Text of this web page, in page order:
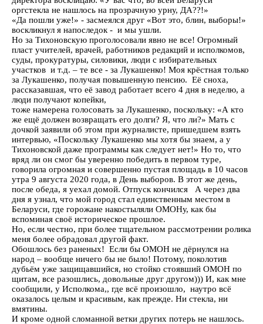
оргстекла не нашлось на прозрачную урну, ДА??!»
«Да пошли уже!» - засмеялся друг «Вот это, блин, выборы!»
воскликнул я напоследок - и мы ушли.
Но за Тихоновскую проголосовали явно не все! Огромный
пласт учителей, врачей, работников редакций и исполкомов,
суды, прокуратуры, силовики, люди с избирательных
участков и т.д. – те все - за Лукашенко! Моя крёстная только
за Лукашенко, получая повышенную пенсию. Её сноха,
рассказавшая, что её завод работает всего 4 дня в неделю, а
люди получают копейки,
тоже намерена голосовать за Лукашенко, поскольку: «А кто
же ещё должен возвращать его долги? Я, что ли?» Мать с
дочкой заявили об этом при журналисте, пришедшем взять
интервью, «Поскольку Лукашенко мы хотя бы знаем, а у
Тихоновской даже программы как следует нет!» Но то, что
вряд ли он смог бы уверенно победить в первом туре,
говорила огромная и совершенно пустая площадь в 10 часов
утра 9 августа 2020 года, в День выборов. В этот же день,
после обеда, я уехал домой. Отпуск кончился А через два
дня я узнал, что мой город стал единственным местом в
Беларуси, где горожане накостыляли ОМОНу, как бы
вспоминая своё историческое прошлое.
Но, если честно, при более тщательном рассмотрении ролика
меня более обрадовал другой факт.
Обошлось без раненых! Если бы ОМОН не дёрнулся на
народ – вообще ничего бы не было! Потому, поколотив
дубьём уже защищавшийся, но стойко стоявший ОМОН по
щитам, все разошлись, довольные друг другом))) И, как мне
сообщили, у Исполкома,, где всё произошло, наутро всё
оказалось целым и красивым, как прежде. Ни стекла, ни
вмятины.
И кроме одной сломанной ветки других потерь не нашлось.